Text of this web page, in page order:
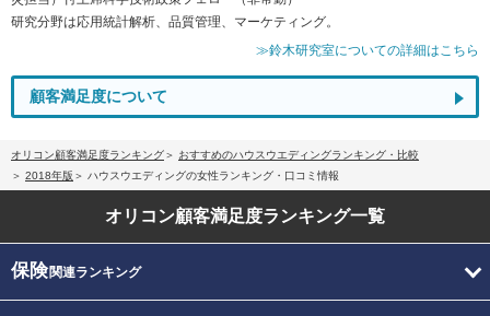
研究分野は応用統計解析、品質管理、マーケティング。
≫鈴木研究室についての詳細はこちら
顧客満足度について
オリコン顧客満足度ランキング
おすすめのハウスウエディングランキング・比較
2018年版
ハウスウエディングの女性ランキング・口コミ情報
オリコン顧客満足度ランキング一覧
保険関連ランキング